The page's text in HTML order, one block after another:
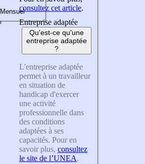
consultez cet article.
Entreprise adaptée
Qu'est-ce qu'une
entreprise adaptée
?
L'entreprise adaptée
permet à un travailleur
en situation de
handicap d'exercer
une activité
professionnelle dans
des conditions
adaptées à ses
capacités. Pour en
savoir plus, consultez
le site de l’UNEA.